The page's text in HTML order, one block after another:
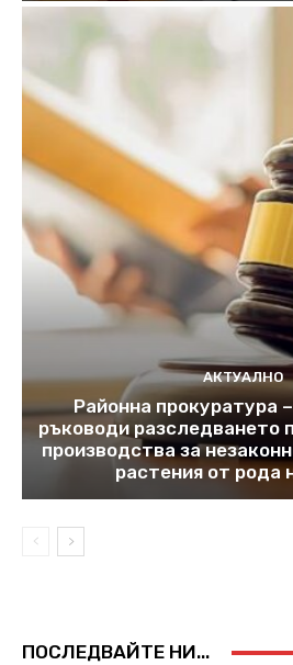
АКТУАЛНО
Районна прокуратура
ръководи разследването
производства за
растения от рода
ПОСЛЕДВАЙТЕ НИ...